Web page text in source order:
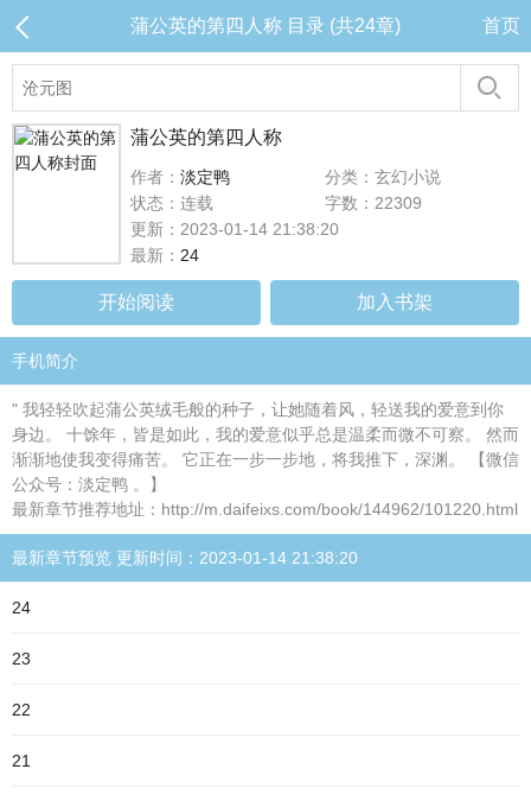
蒲公英的第四人称 目录 (共24章) 首页
蒲公英的第四人称
作者： 淡定鸭
分类：玄幻小说
状态：连载
字数：22309
更新：2023-01-14 21:38:20
最新： 24
开始阅读 加入书架
手机简介
" 我轻轻吹起蒲公英绒毛般的种子，让她随着风，轻送我的爱意到你
身边。 十馀年，皆是如此，我的爱意似乎总是温柔而微不可察。 然而
渐渐地使我变得痛苦。 它正在一步一步地，将我推下，深渊。 【微信
公众号：淡定鸭 。】
最新章节推荐地址：http://m.daifeixs.com/book/144962/101220.html
最新章节预览 更新时间：2023-01-14 21:38:20
24
23
22
21